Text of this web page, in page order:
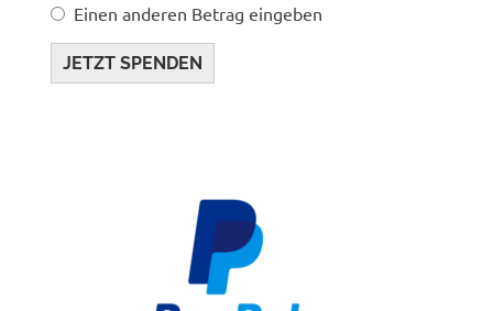
Einen anderen Betrag eingeben
JETZT SPENDEN